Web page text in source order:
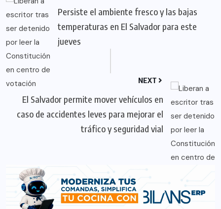
Persiste el ambiente fresco y las bajas
temperaturas en El Salvador para este
jueves
NEXT
El Salvador permite mover vehículos en
caso de accidentes leves para mejorar el
tráfico y seguridad vial